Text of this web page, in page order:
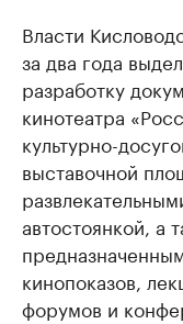
Власти
за два года
разработку
кинотеатра
культурно-
выставочной
автостоянкой, а
кинопоказов,
форумов и